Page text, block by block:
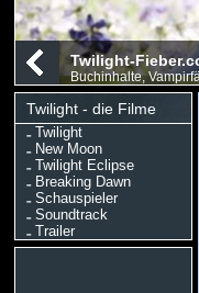
Twilight-
Buchinhalte,
Twilight - die Filme
Twilight
New Moon
Twilight Eclipse
Breaking Dawn
Schauspieler
Soundtrack
Trailer